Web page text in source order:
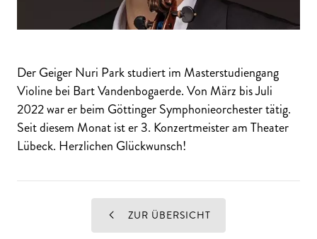
Der Geiger Nuri Park studiert im Masterstudiengang
Violine bei Bart Vandenbogaerde. Von März bis Juli
2022 war er beim Göttinger Symphonieorchester tätig.
Seit diesem Monat ist er 3. Konzertmeister am Theater
Lübeck. Herzlichen Glückwunsch!
ZUR ÜBERSICHT